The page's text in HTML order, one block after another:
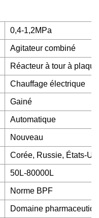
0,4-1,2MPa
Agitateur combiné
Réacteur à tour à
Chauffage électrique
Gainé
Automatique
Nouveau
Corée, Russie, États-
50L-80000L
Norme BPF
Domaine